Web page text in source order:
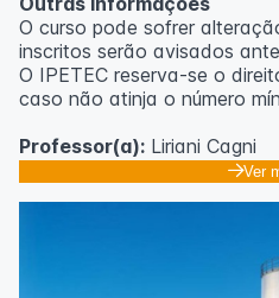
O curso pode sofrer
inscritos serão avisados
O IPETEC reserva-se o
caso não atinja o número
Professor(a): Liriani Cagni
Ver